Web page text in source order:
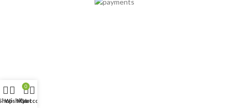
Wishlist
0
Cart
My account